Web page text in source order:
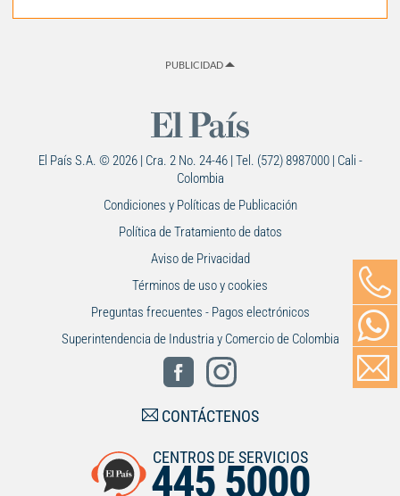
PUBLICIDAD
El País S.A. © 2026 | Cra. 2 No. 24-46 | Tel. (572) 8987000 | Cali -
Colombia
Condiciones y Políticas de Publicación
Política de Tratamiento de datos
Aviso de Privacidad
Términos de uso y cookies
Preguntas frecuentes - Pagos electrónicos
Superintendencia de Industria y Comercio de Colombia
CONTÁCTENOS
CENTROS DE SERVICIOS
445 5000